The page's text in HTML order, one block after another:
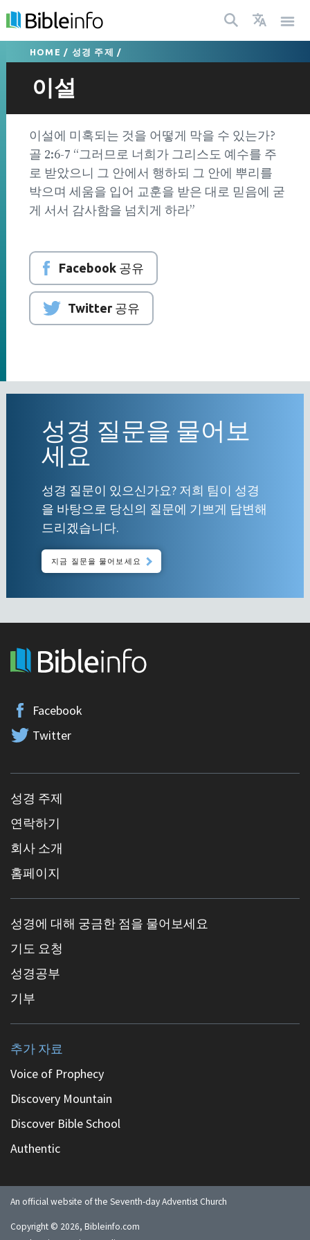
HOME / 성경 주제 /
이설
이설에 미혹되는 것을 어떻게 막을 수 있는가?
골 2:6-7 “그러므로 너희가 그리스도 예수를 주
로 받았으니 그 안에서 행하되 그 안에 뿌리를
박으며 세움을 입어 교훈을 받은 대로 믿음에 굳
게 서서 감사함을 넘치게 하라”
Facebook 공유
Twitter 공유
성경 질문을 물어보
세요
성경 질문이 있으신가요? 저희 팀이 성경
을 바탕으로 당신의 질문에 기쁘게 답변해
드리겠습니다.
지금 질문을 물어보세요
Facebook
Twitter
성경 주제
연락하기
회사 소개
홈페이지
성경에 대해 궁금한 점을 물어보세요
기도 요청
성경공부
기부
추가 자료
Voice of Prophecy
Discovery Mountain
Discover Bible School
Authentic
An official website of the Seventh-day Adventist Church
Copyright © 2026, Bibleinfo.com